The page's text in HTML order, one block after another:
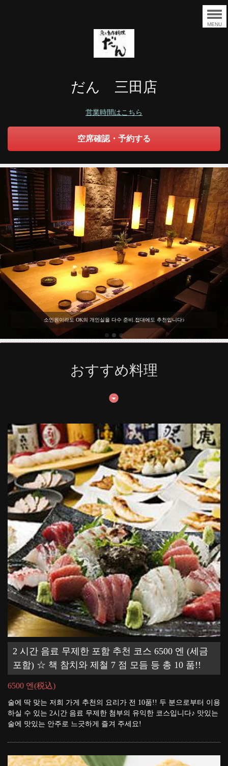
MENU
だん 三田店
営業時間はこちら
空席確認・予約する
소인원이라도 OK의 개인실을 다수 준비.접대에도 추천입니다♪
おすすめ料理
2 시간 음료 무제한 포함 추천 코스 6500 엔 (세금
포함) ☆ 책 참치와 제철 7 점 모듬 등 총 10 품!!
6500 엔 (税込)
술에 딱 맞는 저희 가게 추천의 요리가 전 10품!! 두 분으로부터 이용
하실 수 있는 2시간 음료 무제한 첨부의 유익한 코스입니다♪ 맛있는
술에 맛있는 안주로 느긋하게 즐겨 주세요!